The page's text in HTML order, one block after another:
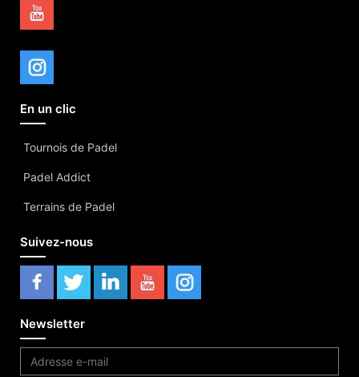
En un clic
Tournois de Padel
Padel Addict
Terrains de Padel
Suivez-nous
Newsletter